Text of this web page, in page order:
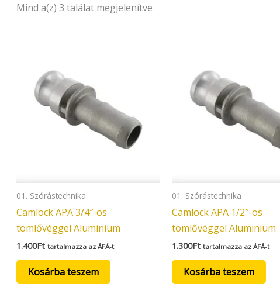
Mind a(z) 3 találat megjelenítve
01. Szórástechnika
Camlock APA 3/4″-os
tömlővéggel Aluminium
1.400Ft tartalmazza az ÁFÁ-t
Kosárba teszem
01. Szórástechnika
Camlock APA 1/2″-os
tömlővéggel Aluminium
1.300Ft tartalmazza az ÁFÁ-t
Kosárba teszem